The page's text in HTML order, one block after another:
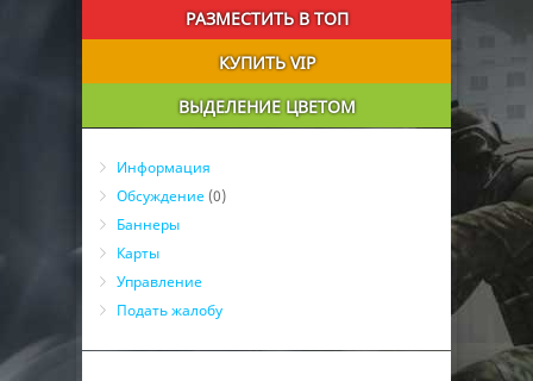
РАЗМЕСТИТЬ В ТОП
КУПИТЬ VIP
ВЫДЕЛЕНИЕ ЦВЕТОМ
Информация
Обсуждение (0)
Баннеры
Карты
Управление
Подать жалобу